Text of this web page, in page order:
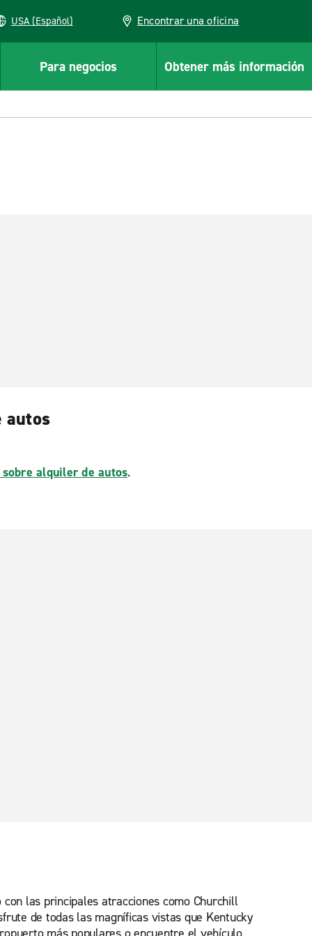
USA (Español) Encontrar una oficina
Para negocios Obtener más información
autos
alquiler de autos.
las principales atracciones como Churchill
de todas las magníficas vistas que Kentucky